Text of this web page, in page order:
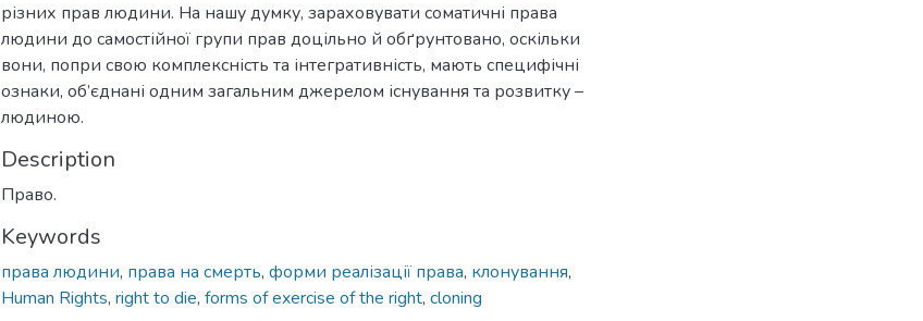
різних прав людини. На нашу думку, зараховувати соматичні права
людини до самостійної групи прав доцільно й обґрунтовано, оскільки
вони, попри свою комплексність та інтегративність, мають специфічні
ознаки, об’єднані одним загальним джерелом існування та розвитку –
людиною.
Description
Право.
Keywords
права людини, права на смерть, форми реалізації права, клонування,
Human Rights, right to die, forms of exercise of the right, cloning